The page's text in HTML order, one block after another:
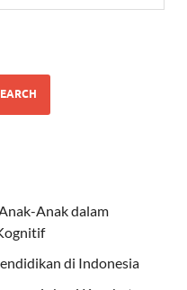
Anak dalam
di Indonesia